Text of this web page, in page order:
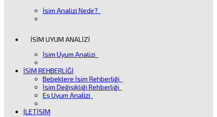
İsim Analizi Nedir?
İSİM UYUM ANALİZİ
İsim Uyum Analizi
İSİM REHBERLİĞİ
Bebeklere İsim Rehberliği
İsim Değişikliği Rehberliği
Eş Uyum Analizi
İLETİŞİM